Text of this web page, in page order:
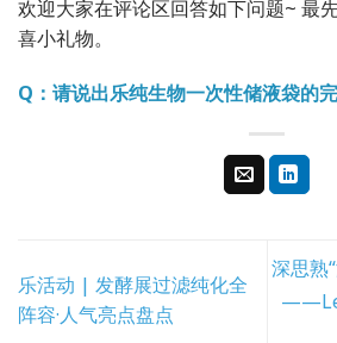
欢迎大家在评论区回答如下问题~ 最
喜小礼物。
Q：请说出乐纯生物一次性储液袋的完
乐活动 | 发酵展过滤纯化全
阵容·人气亮点盘点
深思熟